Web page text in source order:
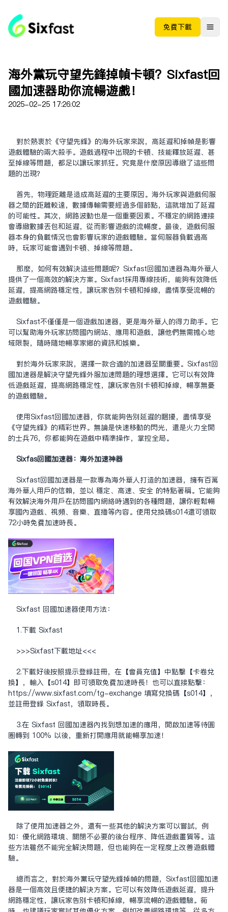
免费下载
海外黨玩守望先鋒掉幀卡頓？Sixfast回
國加速器助你流暢遊戲！
2025-02-25 17:26:02
對於熱衷於《守望先鋒》的海外玩家來說，高延遲和掉幀是影響
遊戲體驗的兩大殺手。遊戲過程中出現的卡頓、技能釋放延遲、甚
至掉線等問題，都足以讓玩家抓狂。究竟是什麼原因導致了這些問
題的出現？
首先，物理距離是造成高延遲的主要原因。海外玩家與遊戲伺服
器之間的距離較遠，數據傳輸需要經過多個節點，這就增加了延遲
的可能性。其次，網路波動也是一個重要因素。不穩定的網路連接
會導致數據丟包和延遲，從而影響遊戲的流暢度。最後，遊戲伺服
器本身的負載情況也會影響玩家的遊戲體驗。當伺服器負載過高
時，玩家可能會遇到卡頓、掉線等問題。
那麼，如何有效解決這些問題呢？Sixfast回國加速器為海外華人
提供了一個高效的解決方案。Sixfast採用專線技術，能夠有效降低
延遲，提高網路穩定性，讓玩家告別卡頓和掉線，盡情享受流暢的
遊戲體驗。
Sixfast不僅僅是一個遊戲加速器，更是海外華人的得力助手。它
可以幫助海外玩家訪問國內網站、應用和遊戲，讓他們無需擔心地
域限制，隨時隨地暢享家鄉的資訊和娛樂。
對於海外玩家來說，選擇一款合適的加速器至關重要。Sixfast回
國加速器是解決守望先鋒外服加速問題的理想選擇。它可以有效降
低遊戲延遲，提高網路穩定性，讓玩家告別卡頓和掉線，暢享無憂
的遊戲體驗。
使用Sixfast回國加速器，你就能夠告別延遲的困擾，盡情享受
《守望先鋒》的精彩世界。無論是快速移動的閃光，還是火力全開
的士兵76，你都能夠在遊戲中精準操作，掌控全局。
Sixfas回國加速器：海外加速神器
Sixfast回國加速器是一款專為海外華人打造的加速器，擁有百萬
海外華人用戶的信賴，並以 穩定、高速、安全 的特點著稱。它能夠
有效解決海外用戶在訪問國內網絡時遇到的各種問題，讓你輕鬆暢
享國內遊戲、視頻、音樂、直播等內容。使用兌換碼s014還可領取
72小時免費加速時長。
Sixfast 回國加速器使用方法：
1.下載 Sixfast
>>>Sixfast下载地址<<<
2.下載好後按照提示登錄註冊，在【會員充值】中點擊【卡卷兌
換】，輸入【s014】即可領取免費加速時長！也可以直接點擊：
https://www.sixfast.com/tg-exchange 填寫兌換碼【s014】，
並註冊登錄 Sixfast，領取時長。
3.在 Sixfast 回國加速器內找到想加速的應用，開啟加速等待圓
圈轉到 100% 以後，重新打開應用就能暢享加速！
除了使用加速器之外，還有一些其他的解決方案可以嘗試，例
如：優化網路環境、關閉不必要的後台程序、降低遊戲畫質等。這
些方法雖然不能完全解決問題，但也能夠在一定程度上改善遊戲體
驗。
總而言之，對於海外黨玩守望先鋒掉幀的問題，Sixfast回國加速
器是一個高效且便捷的解決方案。它可以有效降低遊戲延遲，提升
網路穩定性，讓玩家告別卡頓和掉線，暢享流暢的遊戲體驗。同